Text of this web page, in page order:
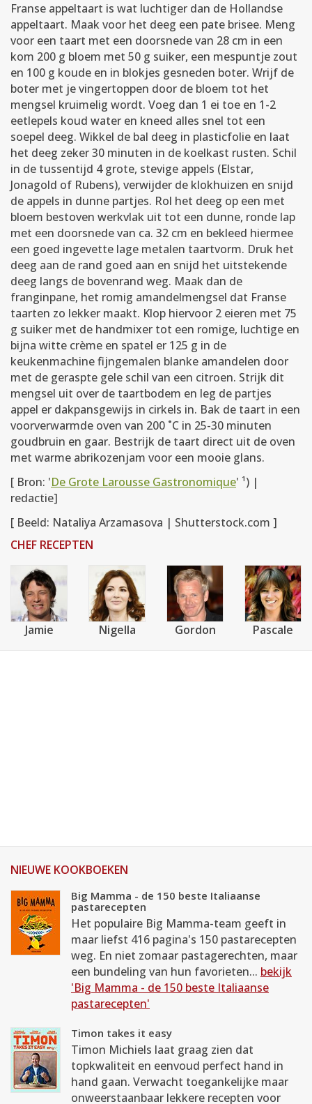
Franse appeltaart is wat luchtiger dan de Hollandse
appeltaart. Maak voor het deeg een pate brisee. Meng
voor een taart met een doorsnede van 28 cm in een
kom 200 g bloem met 50 g suiker, een mespuntje zout
en 100 g koude en in blokjes gesneden boter. Wrijf de
boter met je vingertoppen door de bloem tot het
mengsel kruimelig wordt. Voeg dan 1 ei toe en 1-2
eetlepels koud water en kneed alles snel tot een
soepel deeg. Wikkel de bal deeg in plasticfolie en laat
het deeg zeker 30 minuten in de koelkast rusten. Schil
in de tussentijd 4 grote, stevige appels (Elstar,
Jonagold of Rubens), verwijder de klokhuizen en snijd
de appels in dunne partjes. Rol het deeg op een met
bloem bestoven werkvlak uit tot een dunne, ronde lap
met een doorsnede van ca. 32 cm en bekleed hiermee
een goed ingevette lage metalen taartvorm. Druk het
deeg aan de rand goed aan en snijd het uitstekende
deeg langs de bovenrand weg. Maak dan de
franginpane, het romig amandelmengsel dat Franse
taarten zo lekker maakt. Klop hiervoor 2 eieren met 75
g suiker met de handmixer tot een romige, luchtige en
bijna witte crème en spatel er 125 g in de
keukenmachine fijngemalen blanke amandelen door
met de geraspte gele schil van een citroen. Strijk dit
mengsel uit over de taartbodem en leg de partjes
appel er dakpansgewijs in cirkels in. Bak de taart in een
voorverwarmde oven van 200 ˚C in 25-30 minuten
goudbruin en gaar. Bestrijk de taart direct uit de oven
met warme abrikozenjam voor een mooie glans.
[ Bron: 'De Grote Larousse Gastronomique' ¹) |
redactie]
[ Beeld: Nataliya Arzamasova | Shutterstock.com ]
CHEF RECEPTEN
Jamie Nigella Gordon Pascale
NIEUWE KOOKBOEKEN
Big Mamma - de 150 beste Italiaanse
pastarecepten
Het populaire Big Mamma-team geeft in
maar liefst 416 pagina's 150 pastarecepten
weg. En niet zomaar pastagerechten, maar
een bundeling van hun favorieten... bekijk
'Big Mamma - de 150 beste Italiaanse
pastarecepten'
Timon takes it easy
Timon Michiels laat graag zien dat
topkwaliteit en eenvoud perfect hand in
hand gaan. Verwacht toegankelijke maar
onweerstaanbaar lekkere recepten voor